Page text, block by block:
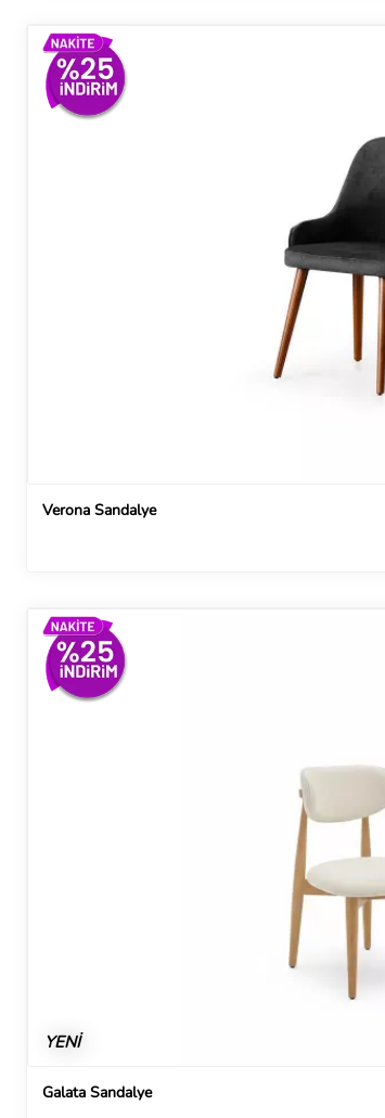
Verona Sandalye
YENİ
Galata Sandalye